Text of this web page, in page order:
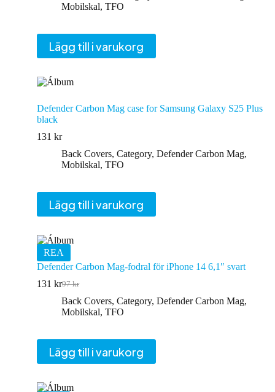
Mobilskal, TFO
Lägg till i varukorg
Defender Carbon Mag case for Samsung Galaxy S25 Plus
black
131 kr
Back Covers, Category, Defender Carbon Mag,
Mobilskal, TFO
Lägg till i varukorg
REA
Defender Carbon Mag-fodral för iPhone 14 6,1″ svart
97kr
Det
ursprungliga
priset
131 krDet
nuvarande
priset
Back Covers, Category, Defender Carbon Mag,
Mobilskal, TFO
Lägg till i varukorg